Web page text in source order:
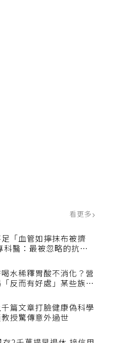
看更多
足「血管如擰抹布被擠
科醫：最被忽略的抗老
喝水稀釋胃酸不消化？營
「反而有好處」某些族群
千篇文章打臉健康偽科學
教授驚傳意外過世